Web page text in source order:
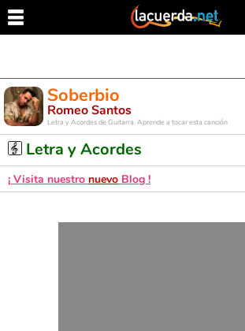
Soberbio
Romeo Santos
Letra y Acordes de Guitarra. Aprende a tocar esta canción
Letra y Acordes
¡ Visita nuestro nuevo Blog !